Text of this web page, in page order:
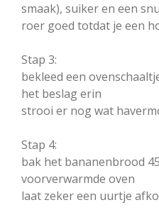
smaak), suiker en een
roer goed totdat je een
Stap 3:
bekleed een
het beslag erin
strooi er nog wat
Stap 4:
bak het bananenbrood
voorverwarmde oven
laat zeker een uurtje